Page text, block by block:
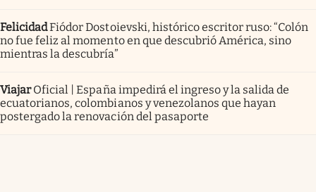
FelicidadFiódor Dostoievski, histórico escritor ruso: “Colón
no fue feliz al momento en que descubrió América, sino
mientras la descubría”
Viajar Oficial | España impedirá el ingreso y la salida de
ecuatorianos, colombianos y venezolanos que hayan
postergado la renovación del pasaporte